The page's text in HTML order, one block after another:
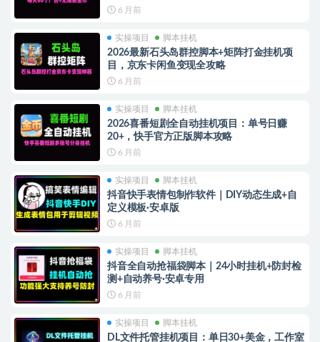
6 月前
实操项目 脚本挂机
2026最新石头岛群控脚本+矩阵打金挂机项
目，京东卡闲鱼变现全攻略
6 月前
实操项目 脚本挂机
2026喜番短剧全自动挂机项目：单号日赚
20+，快手官方正版脚本攻略
6 月前
实操项目 脚本挂机
抖音快手表情包制作软件｜DIY动态生成+自
定义模板·安卓版
6 月前
实操项目 脚本挂机
抖音全自动抢福袋脚本｜24小时挂机+防封检
测+自动养号·安卓专用
6 月前
实操项目 脚本挂机
DL文件托管挂机项目：单日30+美金，工作室